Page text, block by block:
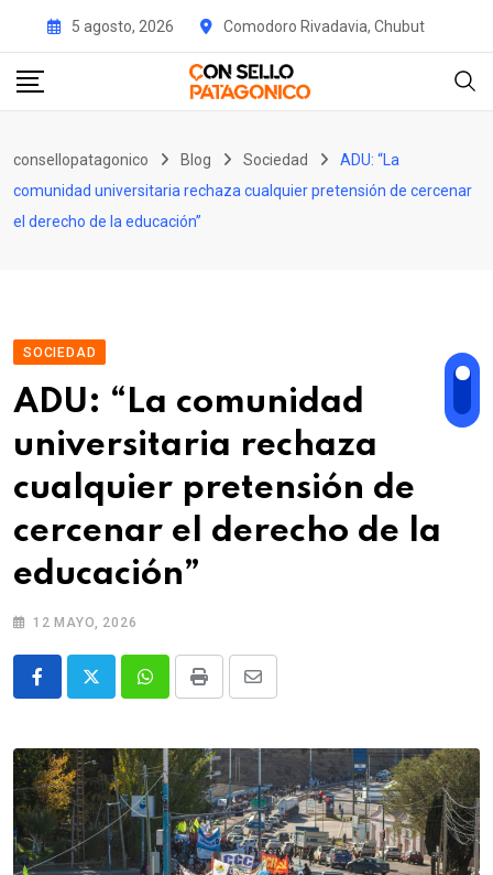
content
5 agosto, 2026 Comodoro Rivadavia, Chubut
consellopatagonico Blog Sociedad
ADU: “La
comunidad universitaria rechaza cualquier pretensión de cercenar
el derecho de la educación”
SOCIEDAD
ADU: “La comunidad
universitaria rechaza
cualquier pretensión de
cercenar el derecho de la
educación”
12 MAYO, 2026
WhatsappPrint
Share
Email